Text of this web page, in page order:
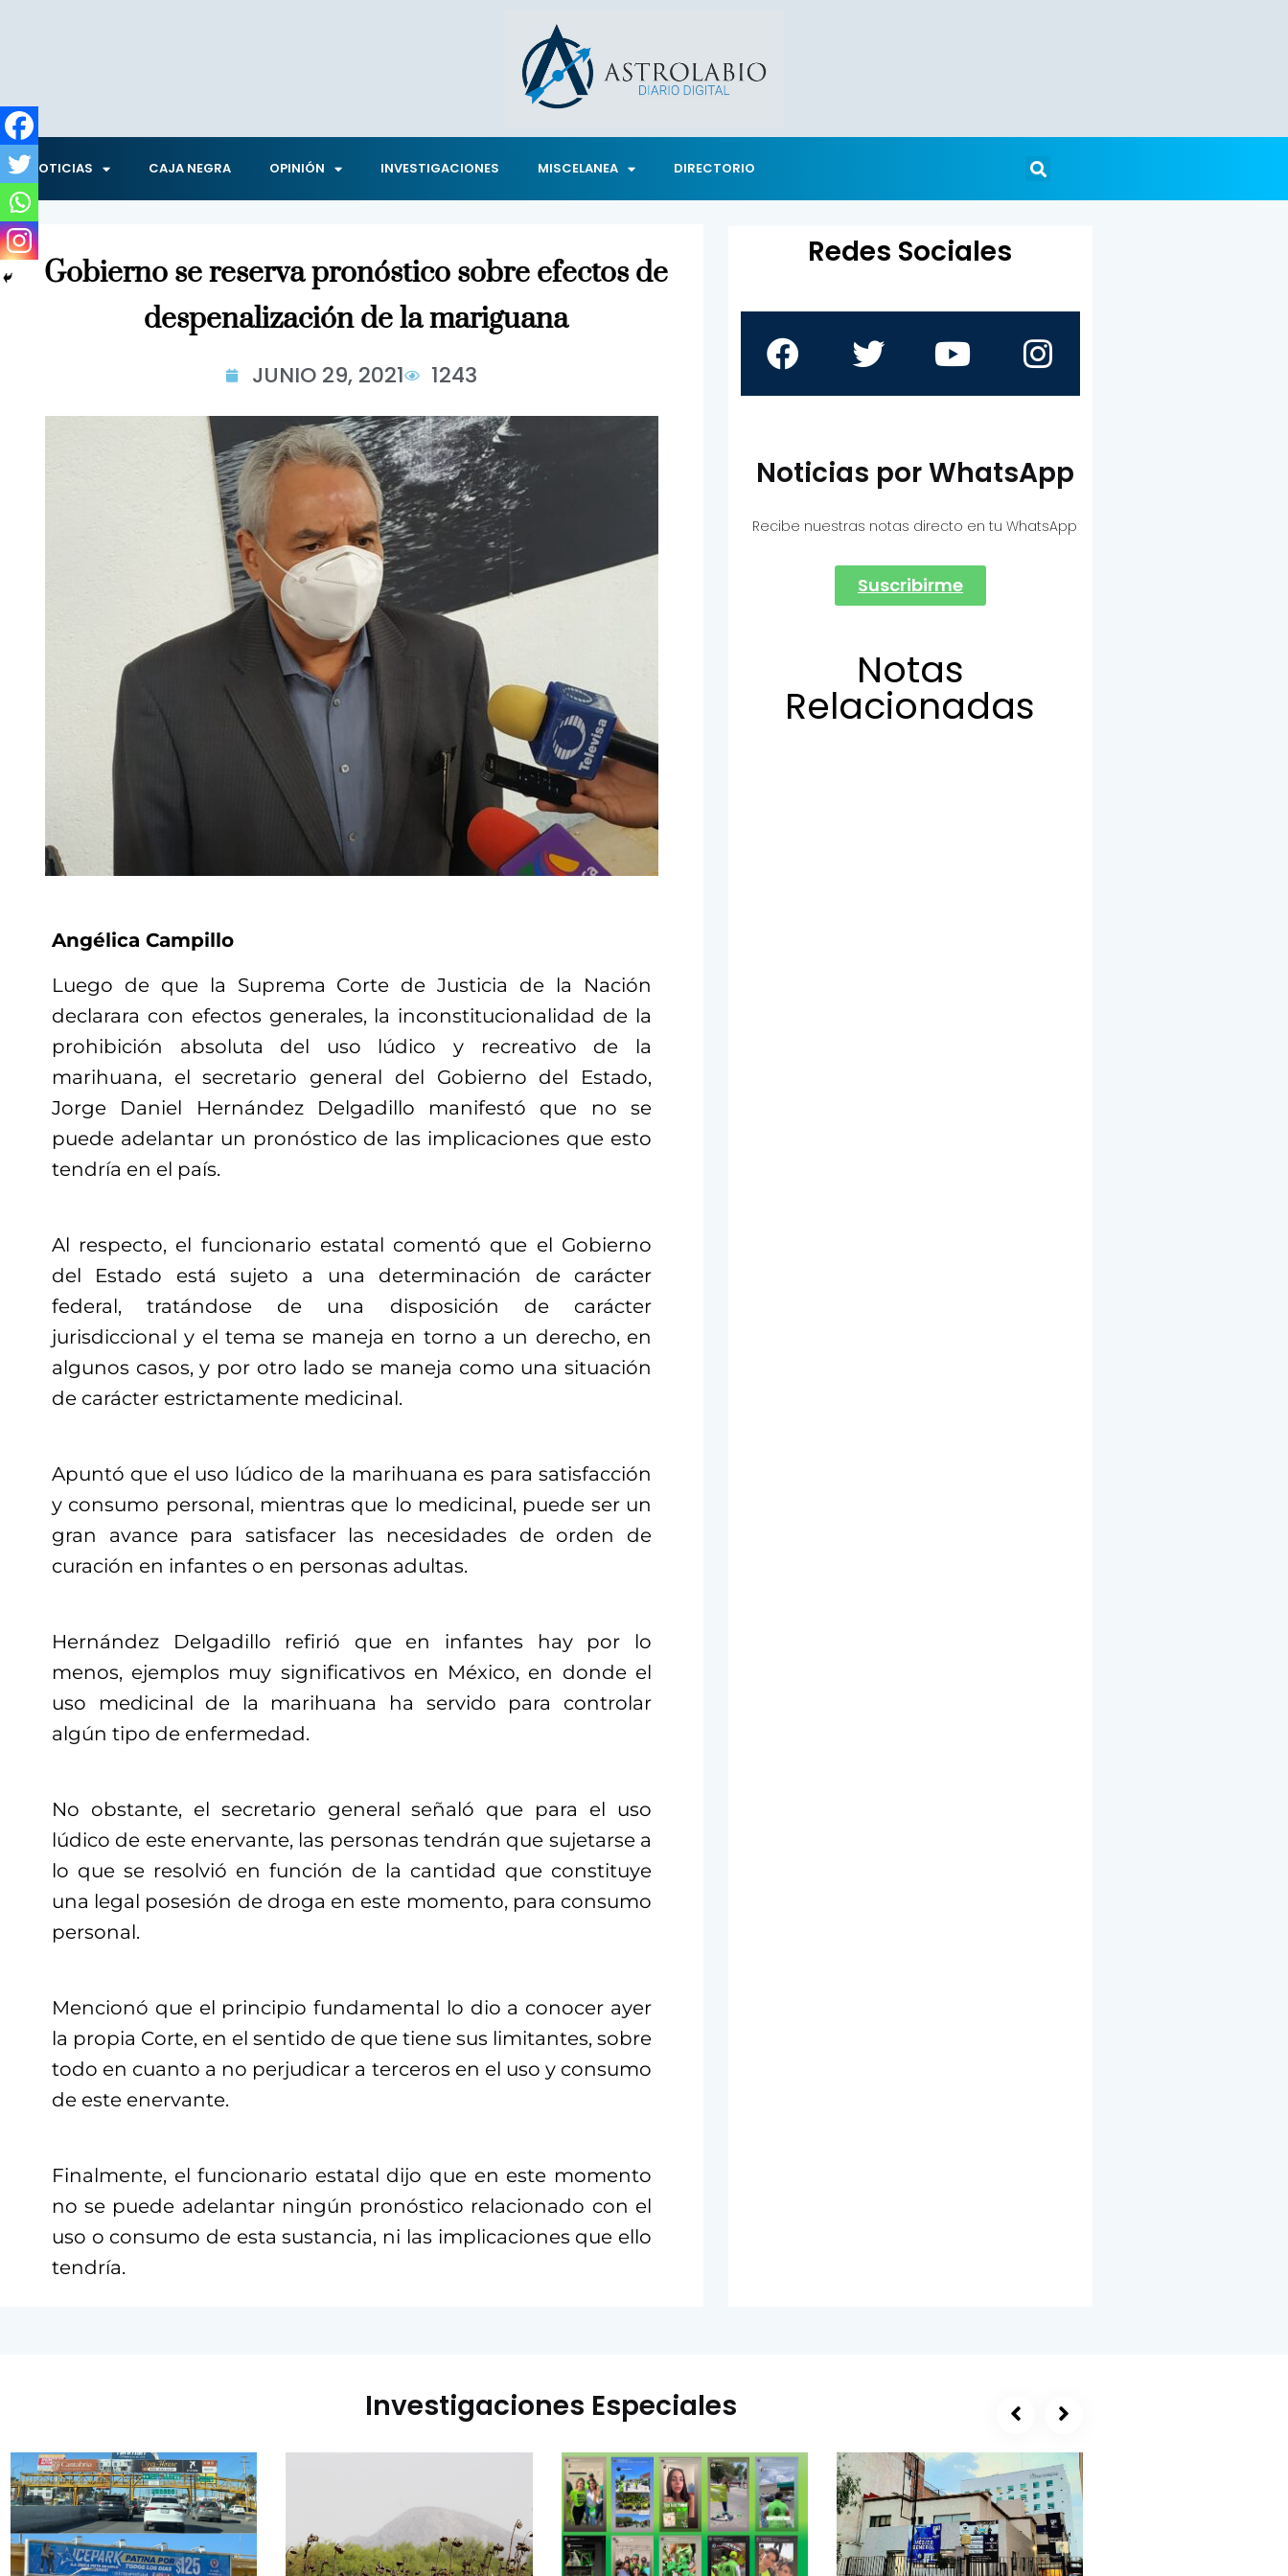
NOTICIAS CAJA NEGRA OPINIÓN INVESTIGACIONES MISCELANEA DIRECTORIO
Gobierno se reserva pronóstico sobre efectos de
despenalización de la mariguana
JUNIO 29, 2021 1243
Angélica Campillo
Luego de que la Suprema Corte de Justicia de la Nación
declarara con efectos generales, la inconstitucionalidad de la
prohibición absoluta del uso lúdico y recreativo de la
marihuana, el secretario general del Gobierno del Estado,
Jorge Daniel Hernández Delgadillo manifestó que no se
puede adelantar un pronóstico de las implicaciones que esto
tendría en el país.
Al respecto, el funcionario estatal comentó que el Gobierno
del Estado está sujeto a una determinación de carácter
federal, tratándose de una disposición de carácter
jurisdiccional y el tema se maneja en torno a un derecho, en
algunos casos, y por otro lado se maneja como una situación
de carácter estrictamente medicinal.
Apuntó que el uso lúdico de la marihuana es para satisfacción
y consumo personal, mientras que lo medicinal, puede ser un
gran avance para satisfacer las necesidades de orden de
curación en infantes o en personas adultas.
Hernández Delgadillo refirió que en infantes hay por lo
menos, ejemplos muy significativos en México, en donde el
uso medicinal de la marihuana ha servido para controlar
algún tipo de enfermedad.
No obstante, el secretario general señaló que para el uso
lúdico de este enervante, las personas tendrán que sujetarse a
lo que se resolvió en función de la cantidad que constituye
una legal posesión de droga en este momento, para consumo
personal.
Mencionó que el principio fundamental lo dio a conocer ayer
la propia Corte, en el sentido de que tiene sus limitantes, sobre
todo en cuanto a no perjudicar a terceros en el uso y consumo
de este enervante.
Finalmente, el funcionario estatal dijo que en este momento
no se puede adelantar ningún pronóstico relacionado con el
uso o consumo de esta sustancia, ni las implicaciones que ello
tendría.
Redes Sociales
Noticias por WhatsApp
Recibe nuestras notas directo en tu WhatsApp
Suscribirme
Notas
Relacionadas
Investigaciones Especiales